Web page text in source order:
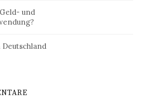
und
Deutschland